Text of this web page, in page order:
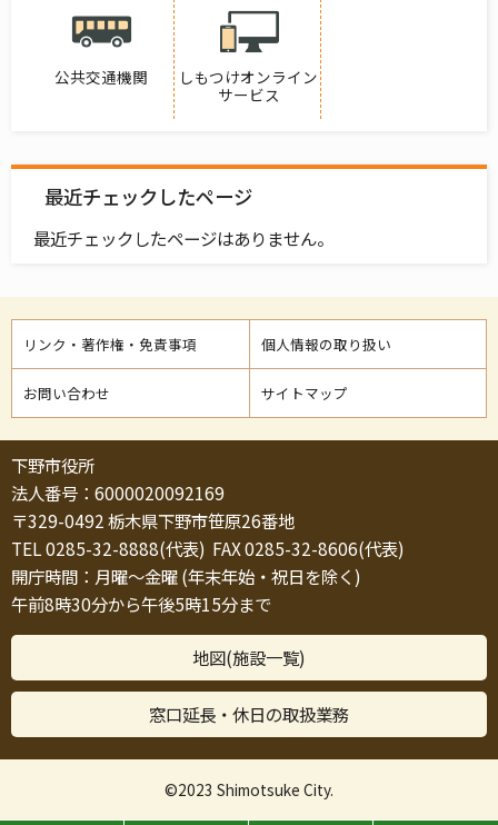
公共交通機関
しもつけオンライン
サービス
最近チェックしたページ
最近チェックしたページはありません。
リンク・著作権・免責事項 個人情報の取り扱い
お問い合わせ サイトマップ
下野市役所
法人番号：6000020092169
〒329-0492 栃木県下野市笹原26番地
TEL 0285-32-8888(代表) FAX 0285-32-8606(代表)
開庁時間：月曜～金曜 (年末年始・祝日を除く)
午前8時30分から午後5時15分まで
地図(施設一覧)
窓口延長・休日の取扱業務
©2023 Shimotsuke City.